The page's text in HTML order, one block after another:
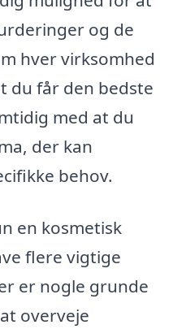
og de
hver virksomhed
du får den bedste
med at du
der kan
behov.
en kosmetisk
flere vigtige
er nogle grunde
overveje